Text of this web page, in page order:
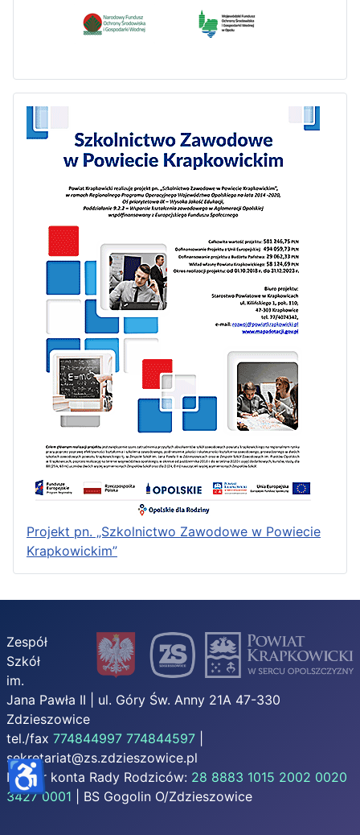
Projekt pn. „Szkolnictwo Zawodowe w Powiecie
Krapkowickim”
Zespół
Szkół
im.
Jana Pawła II | ul. Góry Św. Anny 21A 47-330
Zdzieszowice
tel./fax 774844997 774844597
sekretariat@zs.zdzieszowice.pl
Numer konta Rady Rodziców: 28 8883 1015 2002 0020
3427 0001 | BS Gogolin O/Zdzieszowice